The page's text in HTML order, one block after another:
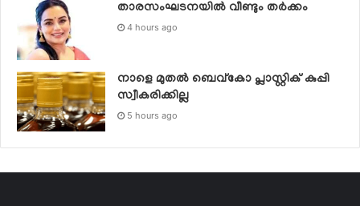
താരസംഘടനയില്‍ വീണ്ടും തര്‍ക്കം
4 hours ago
നാളെ മുതല്‍ ബെവ്കോ പ്ലാസ്റ്റിക് കുപ്പി
സ്വീകരിക്കില്ല
5 hours ago